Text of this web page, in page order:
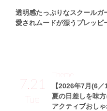
透明感たっぷりなスクールガ
愛されムードが漂うプレッ
7.21
Tue
【2026年7月(6／
夏の日差しを味
アクティブおし
Theme